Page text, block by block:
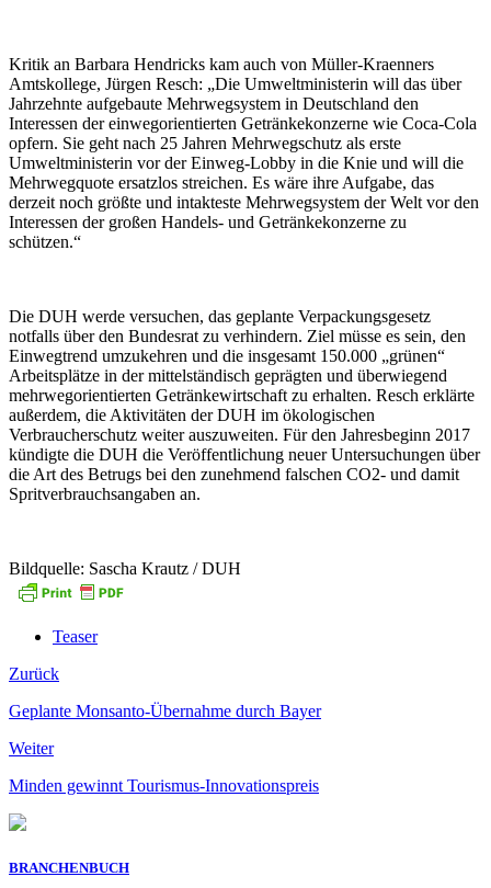
Kritik an Barbara Hendricks kam auch von Müller-Kraenners
Amtskollege, Jürgen Resch: „Die Umweltministerin will das über
Jahrzehnte aufgebaute Mehrwegsystem in Deutschland den
Interessen der einwegorientierten Getränkekonzerne wie Coca-Cola
opfern. Sie geht nach 25 Jahren Mehrwegschutz als erste
Umweltministerin vor der Einweg-Lobby in die Knie und will die
Mehrwegquote ersatzlos streichen. Es wäre ihre Aufgabe, das
derzeit noch größte und intakteste Mehrwegsystem der Welt vor den
Interessen der großen Handels- und Getränkekonzerne zu
schützen.“
Die DUH werde versuchen, das geplante Verpackungsgesetz
notfalls über den Bundesrat zu verhindern. Ziel müsse es sein, den
Einwegtrend umzukehren und die insgesamt 150.000 „grünen“
Arbeitsplätze in der mittelständisch geprägten und überwiegend
mehrwegorientierten Getränkewirtschaft zu erhalten. Resch erklärte
außerdem, die Aktivitäten der DUH im ökologischen
Verbraucherschutz weiter auszuweiten. Für den Jahresbeginn 2017
kündigte die DUH die Veröffentlichung neuer Untersuchungen über
die Art des Betrugs bei den zunehmend falschen CO2- und damit
Spritverbrauchsangaben an.
Bildquelle: Sascha Krautz / DUH
Teaser
Zurück
Geplante Monsanto-Übernahme durch Bayer
Weiter
Minden gewinnt Tourismus-Innovationspreis
BRANCHENBUCH